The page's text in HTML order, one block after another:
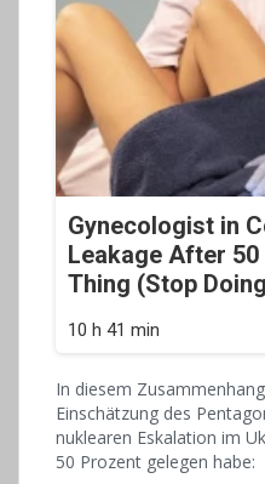
Gynecologist in
Leakage After 50
Thing (Stop
10 h 41 min
In diesem
Einschätzung des
nuklearen Eskalation im
50 Prozent gelegen habe: